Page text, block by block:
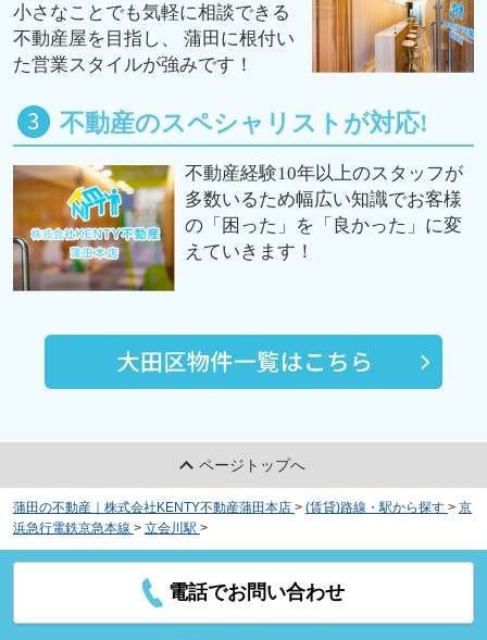
小さなことでも気軽に相談できる
不動産屋を目指し、 蒲田に根付い
た営業スタイルが強みです！
不動産のスペシャリストが対応!
不動産経験10年以上のスタッフが
多数いるため幅広い知識でお客様
の「困った」を「良かった」に変
えていきます！
ページトップへ
蒲田の不動産｜株式会社KENTY不動産蒲田本店 > (賃貸)路線・駅から探す > 京
浜急行電鉄京急本線 > 立会川駅 >
電話でお問い合わせ